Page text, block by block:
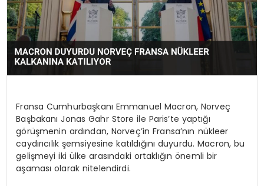
Fransa Cumhurbaşkanı Emmanuel Macron, Norveç
Başbakanı Jonas Gahr Store ile Paris’te yaptığı
görüşmenin ardından, Norveç’in Fransa’nın nükleer
caydırıcılık şemsiyesine katıldığını duyurdu. Macron, bu
gelişmeyi iki ülke arasındaki ortaklığın önemli bir
aşaması olarak nitelendirdi.